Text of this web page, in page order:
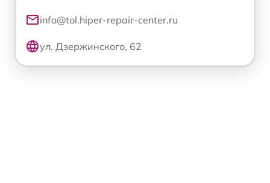
info@tol.hiper-repair-center.ru
ул. Дзержинского, 62